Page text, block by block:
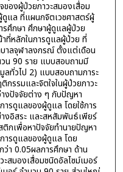
องผู้ป่วยภาวะสมองเสื่อม
ดูแล ที่แผนกจิตเวชศาสตร์ผู้
ศึกษา ศึกษาผู้ดูแลผู้ป่วย
ที่หลักในการดูแลผู้ป่วย ที่
าลจุฬาลงกรณ์ ตั้งแต่เดือน
น 90 ราย แบบสอบถามมี
ทั่วไป 2) แบบสอบถามภาระ
รรมและจิตใจในผู้ป่วยภาวะ
งปัจจัยต่าง ๆ กับปัญหา
รดูแลของผู้ดูแล โดยใช้การ
อิสระ และสหสัมพันธ์เพียร์
ติกเพื่อหาปัจจัยทำนายปัญหา
ารดูแลของผู้ดูแล โดย
า 0.05ผลการศึกษา ด้าน
สมองเสื่อมชนิดอัลไซม์เมอร์